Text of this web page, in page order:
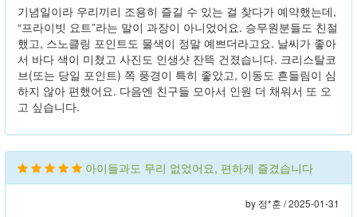
기념일이라 우리끼리 조용히 즐길 수 있는 걸 찾다가 예약했는데,
“프라이빗 요트”라는 말이 과장이 아니었어요. 승무원분들도 친절
했고, 스노클링 포인트도 물색이 정말 예쁘더라고요. 날씨가 좋아
서 바다 색이 미쳤고 사진도 인생샷 잔뜩 건졌습니다. 크리스탈코
브(또는 당일 포인트) 쪽 풍경이 특히 좋았고, 이동도 흔들림이 심
하지 않아 편했어요. 다음엔 친구들 모아서 인원 더 채워서 또 오
고 싶습니다.
아이들과도 무리 없었어요, 편하게 즐겼습니다
by 정*훈 /2025-01-31